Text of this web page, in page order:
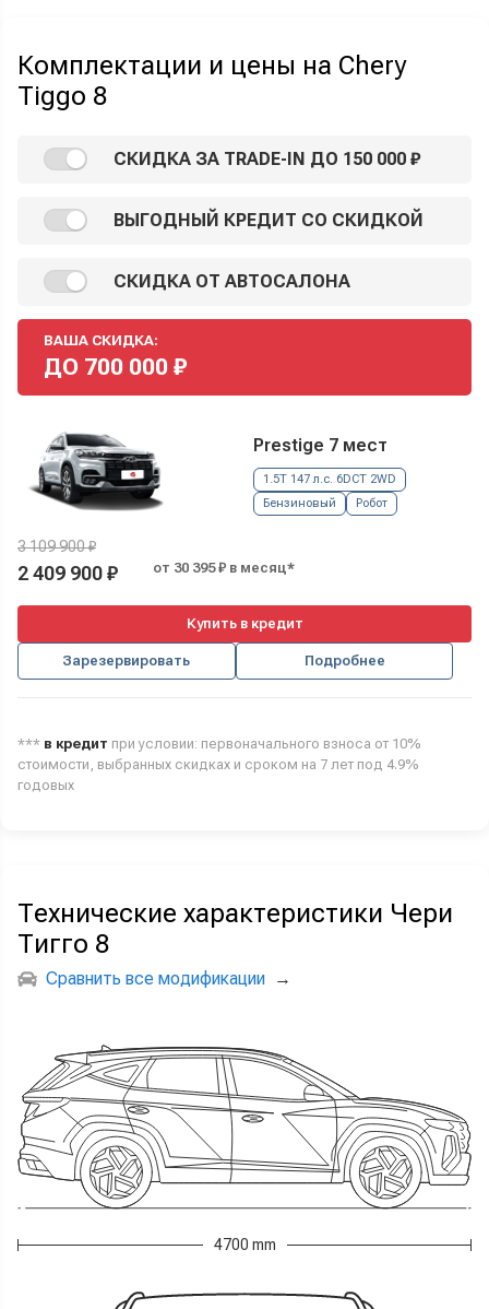
Комплектации и цены на Chery
Tiggo 8
СКИДКА ЗА TRADE-IN ДО 150 000 ₽
ВЫГОДНЫЙ КРЕДИТ СО СКИДКОЙ
СКИДКА ОТ АВТОСАЛОНА
ВАША СКИДКА:
ДО 700 000 ₽
Prestige 7 мест
1.5T 147 л.с. 6DCT 2WD
Бензиновый
Робот
3 109 900 ₽
2 409 900 ₽ от 30 395 ₽ в месяц*
Купить в кредит
Зарезервировать Подробнее
*** в кредит при условии: первоначального взноса от 10%
стоимости, выбранных скидках и сроком на 7 лет под 4.9%
годовых
Технические характеристики Чери
Тигго 8
Сравнить все модификации →
4700 mm